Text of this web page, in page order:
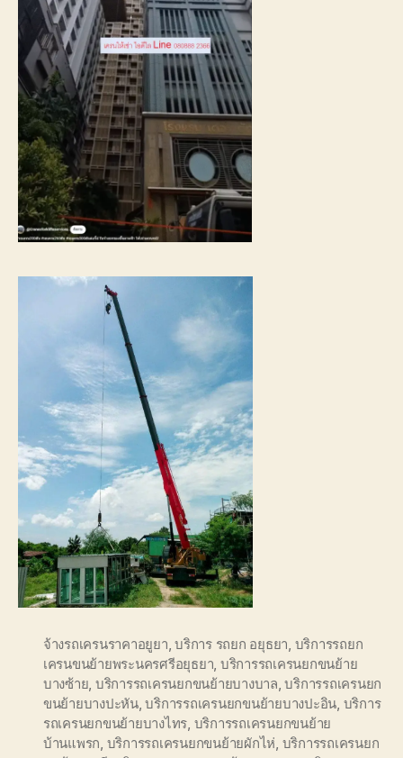
จ้างรถเครนราคาอยูยา ,บริการ รถยก อยุธยา บริการรถยก
เครนขนย้ายพระนครศรีอยุธยา บริการรถเครนยกขนย้าย
บางซ้าย บริการรถเครนยกขนย้ายบางบาล ,บริการรถเครนยก
ขนย้ายบางปะหัน,บริการรถเครนยกขนย้ายบางปะอิน บริการ
รถเครนยกขนย้ายบางไทร บริการรถเครนยกขนย้าย
บ้านแพรก บริการรถเครนยกขนย้ายผักไห่ บริการรถเครนยก